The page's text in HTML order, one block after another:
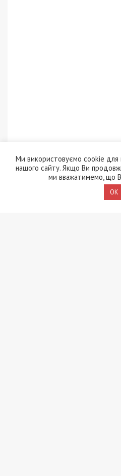
Ми використовуємо cookie для
нашого сайту. Якщо Ви
ми вважатимемо, що
OK